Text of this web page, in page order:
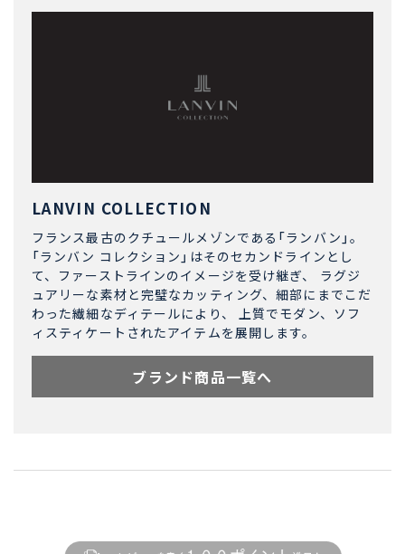
LANVIN COLLECTION
フランス最古のクチュールメゾンである「ランバン」。
「ランバン コレクション」はそのセカンドラインとし
て、ファーストラインのイメージを受け継ぎ、 ラグジ
ュアリーな素材と完璧なカッティング、細部にまでこだ
わった繊細なディテールにより、 上質でモダン、ソフ
ィスティケートされたアイテムを展開します。
ブランド商品一覧へ